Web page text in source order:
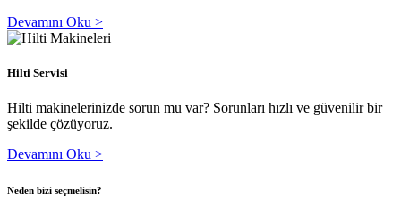
Devamını Oku >
Hilti Servisi
Hilti makinelerinizde sorun mu var? Sorunları hızlı ve güvenilir bir
şekilde çözüyoruz.
Devamını Oku >
Neden bizi seçmelisin?